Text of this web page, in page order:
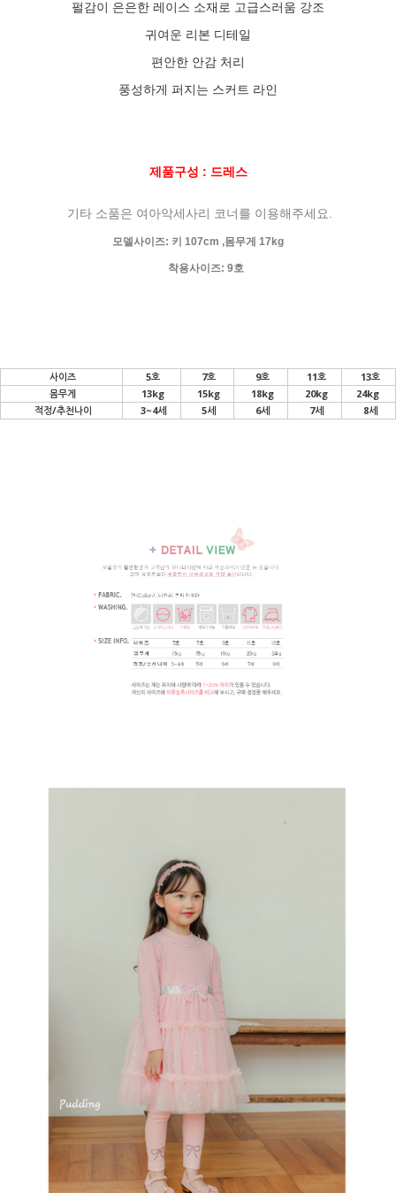
펄감이 은은한 레이스 소재로 고급스러움 강조
귀여운 리본 디테일
편안한 안감 처리
풍성하게 퍼지는 스커트 라인
제품구성 : 드레스
기타 소품은 여아악세사리 코너를 이용해주세요.
모델사이즈: 키 107cm ,몸무게 17kg
착용사이즈: 9호
사이즈 5호 7호 9호 11호
13호
몸무게
13kg 15kg 18kg 20kg
24kg
적정/추천나이
3~4세 5세 6세 7세 8세